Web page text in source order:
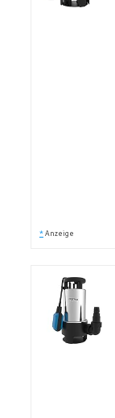
* Anzeige